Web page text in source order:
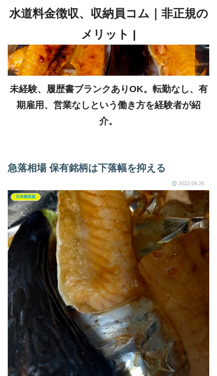
未経験、履歴書ブランクありOK。転勤なし、有
期雇用、営業なしという働き方を経験者が紹
介。
急落相場 保有銘柄は下落幅を抑える
2022.09.26
日本株投資